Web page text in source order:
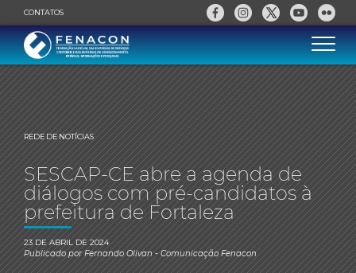
CONTATOS
REDE DE NOTÍCIAS
SESCAP-CE abre a agenda de
diálogos com pré-candidatos à
prefeitura de Fortaleza
23 DE ABRIL DE 2024
Publicado porFernando Olivan- Comunicação Fenacon